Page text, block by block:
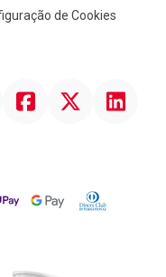
de Cookies
Facebook Linkedin
Google PayDiners Club